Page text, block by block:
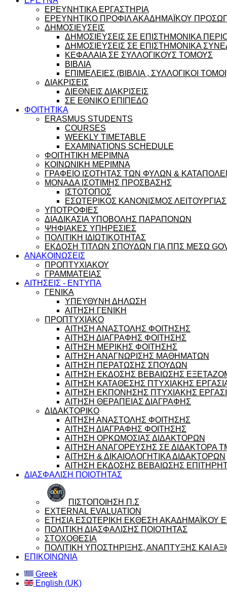
ΕΡΕΥΝΗΤΙΚΑ ΕΡΓΑΣΤΗΡΙΑ
ΕΡΕΥΝΗΤΙΚΟ ΠΡΟΦΙΛ ΑΚΑΔΗΜΑΪΚΟΥ
ΔΗΜΟΣΙΕΥΣΕΙΣ
ΔΗΜΟΣΙΕΥΣΕΙΣ ΣΕ ΕΠΙΣΤΗΜΟΝΙΚΑ
ΔΗΜΟΣΙΕΥΣΕΙΣ ΣΕ ΕΠΙΣΤΗΜΟΝΙΚΑ
ΚΕΦΑΛΑΙΑ ΣΕ ΣΥΛΛΟΓΙΚΟΥΣ ΤΟΜΟΥΣ
ΒΙΒΛΙΑ
ΕΠΙΜΕΛΕΙΕΣ (ΒΙΒΛΙΑ , ΣΥΛΛΟΓΙΚΟΙ
ΔΙΑΚΡΙΣΕΙΣ
ΔΙΕΘΝΕΙΣ ΔΙΑΚΡΙΣΕΙΣ
ΣΕ ΕΘΝΙΚΟ ΕΠΙΠΕΔΟ
ΦΟΙΤΗΤΙΚΑ
ERASMUS STUDENTS
COURSES
WEEKLY TIMETABLE
EXAMINATIONS SCHEDULE
ΦΟΙΤΗΤΙΚΗ ΜΕΡΙΜΝΑ
ΚΟΙΝΩΝΙΚΗ ΜΕΡΙΜΝΑ
ΓΡΑΦΕΙΟ ΙΣΟΤΗΤΑΣ ΤΩΝ ΦΥΛΩΝ &
ΜΟΝΑΔΑ ΙΣΟΤΙΜΗΣ ΠΡΟΣΒΑΣΗΣ
ΙΣΤΟΤΟΠΟΣ
ΕΣΩΤΕΡΙΚΟΣ ΚΑΝΟΝΙΣΜΟΣ ΛΕΙΤΟΥΡΓΙΑΣ
ΥΠΟΤΡΟΦΙΕΣ
ΔΙΑΔΙΚΑΣΙΑ ΥΠΟΒΟΛΗΣ ΠΑΡΑΠΟΝΩΝ
ΨΗΦΙΑΚΕΣ ΥΠΗΡΕΣΙΕΣ
ΠΟΛΙΤΙΚΗ ΙΔΙΩΤΙΚΟΤΗΤΑΣ
ΕΚΔΟΣΗ ΤΙΤΛΩΝ ΣΠΟΥΔΩΝ ΓΙΑ ΠΠΣ ΜΕΣΩ
ΑΝΑΚΟΙΝΩΣΕΙΣ
ΠΡΟΠΤΥΧΙΑΚΟΥ
ΓΡΑΜΜΑΤΕΙΑΣ
ΑΙΤΗΣΕΙΣ - ΕΝΤΥΠΑ
ΓΕΝΙΚΑ
ΥΠΕΥΘΥΝΗ ΔΗΛΩΣΗ
ΑΙΤΗΣΗ ΓΕΝΙΚΗ
ΠΡΟΠΤΥΧΙΑΚΟ
ΑΙΤΗΣΗ ΑΝΑΣΤΟΛΗΣ ΦΟΙΤΗΣΗΣ
ΑΙΤΗΣΗ ΔΙΑΓΡΑΦΗΣ ΦΟΙΤΗΣΗΣ
ΑΙΤΗΣΗ ΜΕΡΙΚΗΣ ΦΟΙΤΗΣΗΣ
ΑΙΤΗΣΗ ΑΝΑΓΝΩΡΙΣΗΣ ΜΑΘΗΜΑΤΩΝ
ΑΙΤΗΣΗ ΠΕΡΑΤΩΣΗΣ ΣΠΟΥΔΩΝ
ΑΙΤΗΣΗ ΕΚΔΟΣΗΣ ΒΕΒΑΙΩΣΗΣ
ΑΙΤΗΣΗ ΚΑΤΑΘΕΣΗΣ ΠΤΥΧΙΑΚΗΣ
ΑΙΤΗΣΗ ΕΚΠΟΝΗΣΗΣ ΠΤΥΧΙΑΚΗΣ
ΑΙΤΗΣΗ ΘΕΡΑΠΕΙΑΣ ΔΙΑΓΡΑΦΗΣ
ΔΙΔΑΚΤΟΡΙΚΟ
ΑΙΤΗΣΗ ΑΝΑΣΤΟΛΗΣ ΦΟΙΤΗΣΗΣ
ΑΙΤΗΣΗ ΔΙΑΓΡΑΦΗΣ ΦΟΙΤΗΣΗΣ
ΑΙΤΗΣΗ ΟΡΚΩΜΟΣΙΑΣ ΔΙΔΑΚΤΟΡΩΝ
ΑΙΤΗΣΗ ΑΝΑΓΟΡΕΥΣΗΣ ΣΕ ΔΙΔΑΚΤΟΡΑ
ΑΙΤΗΣΗ & ΔΙΚΑΙΟΛΟΓΗΤΙΚΑ ΔΙΔΑΚΤΟΡΩΝ
ΑΙΤΗΣΗ ΕΚΔΟΣΗΣ ΒΕΒΑΙΩΣΗΣ
ΔΙΑΣΦΑΛΙΣΗ ΠΟΙΟΤΗΤΑΣ
ΠΙΣΤΟΠΟΙΗΣΗ Π.Σ
EXTERNAL EVALUATION
ΕΤΗΣΙΑ ΕΣΩΤΕΡΙΚΗ ΕΚΘΕΣΗ ΑΚΑΔΗΜΑΪΚΟΥ
ΠΟΛΙΤΙΚΗ ΔΙΑΣΦΑΛΙΣΗΣ ΠΟΙΟΤΗΤΑΣ
ΣΤΟΧΟΘΕΣΙΑ
ΠΟΛΙΤΙΚΗ ΥΠΟΣΤΗΡΙΞΗΣ, ΑΝΑΠΤΥΞΗΣ ΚΑΙ
ΕΠΙΚΟΙΝΩΝΙΑ
Greek
English (UK)